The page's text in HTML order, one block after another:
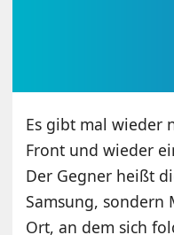
Es gibt mal wieder
Front und wieder
Der Gegner heißt
Samsung,
Ort, an dem sich